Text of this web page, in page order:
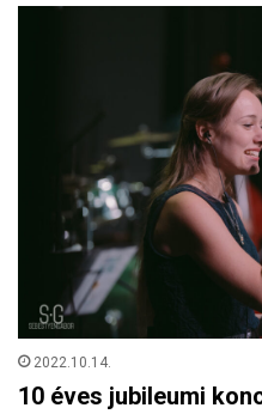
2022.10.14.
10 éves jubileumi